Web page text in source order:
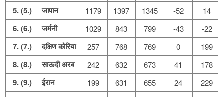
5. (5.) जापान 1179 1397 1345 -52 14
6. (6.) जर्मनी 1029 843 799 -43 -22
7. (7.) दक्षिण कोरिया 257 768 769 0 199
8. (8.) साऊदी अरब 242 632 673 41 178
9. (9.) ईरान 199 631 655 24 229